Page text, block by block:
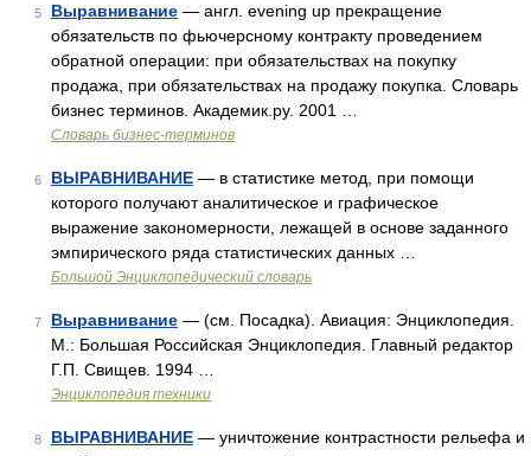
5 Выравнивание — англ. evening up прекращение
обязательств по фьючерсному контракту проведением
обратной операции: при обязательствах на покупку
продажа, при обязательствах на продажу покупка. Словарь
бизнес терминов. Академик.ру. 2001 …
Словарь бизнес-терминов
6 ВЫРАВНИВАНИЕ — в статистике метод, при помощи
которого получают аналитическое и графическое
выражение закономерности, лежащей в основе заданного
эмпирического ряда статистических данных …
Большой Энциклопедический словарь
7 Выравнивание — (см. Посадка). Авиация: Энциклопедия.
М.: Большая Российская Энциклопедия. Главный редактор
Г.П. Свищев. 1994 …
Энциклопедия техники
8 ВЫРАВНИВАНИЕ — уничтожение контрастности рельефа и